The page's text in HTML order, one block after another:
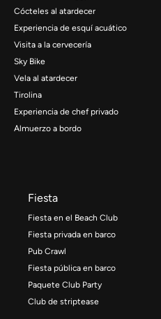
Cócteles al atardecer
Experiencia de esquí acuático
Visita a la cervecería
Sky Bike
Vela al atardecer
Tirolina
Experiencia de chef privado
Almuerzo a bordo
Fiesta
Fiesta en el Beach Club
Fiesta privada en barco
Pub Crawl
Fiesta pública en barco
Paquete Club Party
Club de striptease